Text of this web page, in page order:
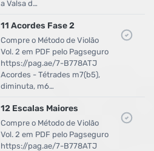
a Valsa d…
11 Acordes Fase 2
Compre o Método de Violão
Vol. 2 em PDF pelo Pagseguro
https://pag.ae/7-B778ATJ
Acordes - Tétrades m7(b5),
diminuta, m6…
12 Escalas Maiores
Compre o Método de Violão
Vol. 2 em PDF pelo Pagseguro
https://pag.ae/7-B778ATJ